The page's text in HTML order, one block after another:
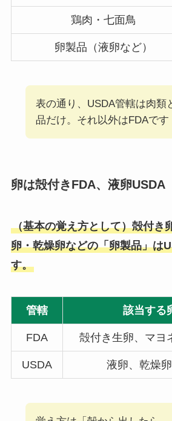
鶏肉・七面鳥
卵製品（液卵など）
表の通り、USDA管轄は肉類
品だけ。それ以外はFDAです
卵は殻付きFDA、液卵USDA
（基本の覚え方として）殻付き
卵・乾燥卵などの「卵製品」は
す。
管轄 該当する
FDA 殻付き生卵、マヨ
USDA 液卵、乾燥